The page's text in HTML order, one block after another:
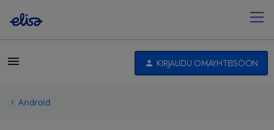
KIRJAUDU OMAYHTEISÖÖN
Android